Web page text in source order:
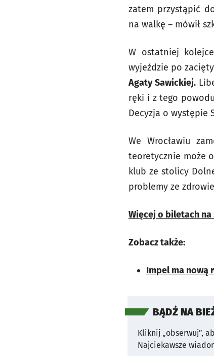
zatem przystąpić
na walkę – mówił
W ostatniej
wyjeździe po
Agaty Sawickiej.
ręki i z tego
Decyzja o występie
We Wrocławiu
teoretycznie może
klub ze stolicy
problemy ze
Więcej o biletach na
Zobacz także:
Impel ma nową
BĄDŹ NA
Kliknij „obserwuj”,
Najciekawsze